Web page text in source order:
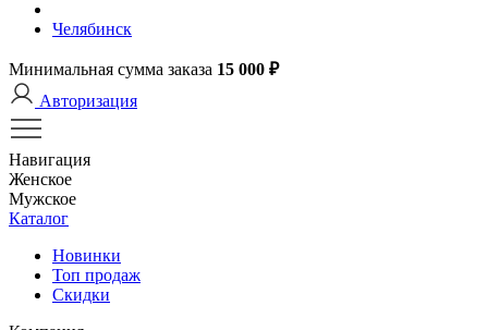
Челябинск
Минимальная сумма заказа 15 000 ₽
Авторизация
Навигация
Женское
Мужское
Каталог
Новинки
Топ продаж
Скидки